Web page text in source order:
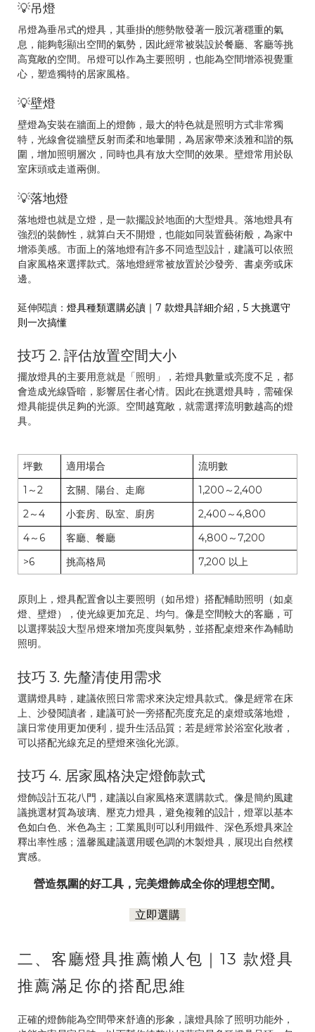
💡吊燈
吊燈為垂吊式的燈具，其垂掛的態勢散發著一股沉著穩重的氣
息，能夠彰顯出空間的氣勢，因此經常被裝設於餐廳、客廳等挑
高寬敞的空間。吊燈可以作為主要照明，也能為空間增添視覺重
心，塑造獨特的居家風格。
💡壁燈
壁燈為安裝在牆面上的燈飾，最大的特色就是照明方式非常獨
特，光線會從牆壁反射而柔和地暈開，為居家帶來淡雅和諧的氛
圍，增加照明層次，同時也具有放大空間的效果。壁燈常用於臥
室床頭或走道兩側。
💡落地燈
落地燈也就是立燈，是一款擺設於地面的大型燈具。落地燈具有
強烈的裝飾性，就算白天不開燈，也能如同裝置藝術般，為家中
增添美感。市面上的落地燈有許多不同造型設計，建議可以依照
自家風格來選擇款式。落地燈經常被放置於沙發旁、書桌旁或床
邊。
延伸閱讀： 燈具種類選購必讀｜7 款燈具詳細介紹，5 大挑選守
則一次搞懂
技巧 2. 評估放置空間大小
擺放燈具的主要用意就是「照明」，若燈具數量或亮度不足，都
會造成光線昏暗，影響居住者心情。因此在挑選燈具時，需確保
燈具能提供足夠的光源。空間越寬敞，就需選擇流明數越高的燈
具。
坪數 適用場合
流明數
1～2
玄關、陽台、走廊
1,200～2,400
2～4
小套房、臥室、廚房
2,400～4,800
4～6
客廳、餐廳
4,800～7,200
>6
挑高格局 7,200 以上
原則上，燈具配置會以主要照明（如吊燈）搭配輔助照明（如桌
燈、壁燈），使光線更加充足、均勻。像是空間較大的客廳，可
以選擇裝設大型吊燈來增加亮度與氣勢，並搭配桌燈來作為輔助
照明。
技巧 3. 先釐清使用需求
選購燈具時，建議依照日常需求來決定燈具款式。像是經常在床
上、沙發閱讀者，建議可於一旁搭配亮度充足的桌燈或落地燈，
讓日常使用更加便利，提升生活品質；若是經常於浴室化妝者，
可以搭配光線充足的壁燈來強化光源。
技巧 4. 居家風格決定燈飾款式
燈飾設計五花八門，建議以自家風格來選購款式。像是簡約風建
議挑選材質為玻璃、壓克力燈具，避免複雜的設計，燈罩以基本
色如白色、米色為主；工業風則可以利用鐵件、深色系燈具來詮
釋出率性感；溫馨風建議選用暖色調的木製燈具，展現出自然樸
實感。
營造氛圍的好工具，完美燈飾成全你的理想空間。
立即選購
二、客廳燈具推薦懶人包｜13 款燈具
推薦滿足你的搭配思維
正確的燈飾能為空間帶來舒適的形象，讓燈具除了照明功能外，